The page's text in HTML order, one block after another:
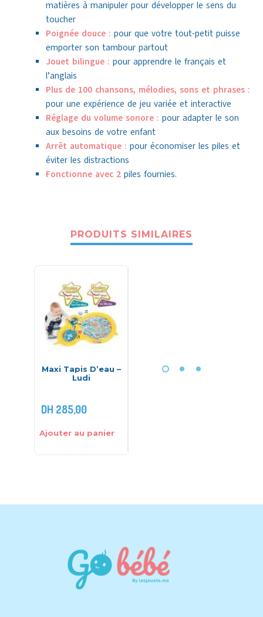
matières à manipuler pour développer le sens du
toucher
Poignée douce : pour que votre tout-petit puisse
emporter son tambour partout
Jouet bilingue : pour apprendre le français et
l’anglais
Plus de 100 chansons, mélodies, sons et phrases :
pour une expérience de jeu variée et interactive
Réglage du volume sonore : pour adapter le son
aux besoins de votre enfant
Arrêt automatique : pour économiser les piles et
éviter les distractions
Fonctionne avec 2piles fournies.
PRODUITS SIMILAIRES
Maxi Tapis D’eau –
Ludi
DH 285,00
Ajouter au panier
Vtech : Louison